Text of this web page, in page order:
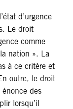
d’urgence
Le droit
comme
nation ». La
à ce critère et
outre, le droit
des
lorsqu’il